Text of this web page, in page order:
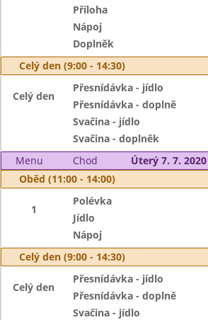
Příloha
Nápoj
Doplněk
Celý den (9:00 - 14:30)
Celý den
Přesnídávka - jídlo
Přesnídávka - doplně
Svačina - jídlo
Svačina - doplněk
Menu
Chod
Úterý 7. 7. 2020
Oběd (11:00 - 14:00)
1
Polévka
Jídlo
Nápoj
Celý den (9:00 - 14:30)
Celý den
Přesnídávka - jídlo
Přesnídávka - doplně
Svačina - jídlo